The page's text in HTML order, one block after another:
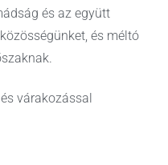
és az együtt
és méltó
várakozással